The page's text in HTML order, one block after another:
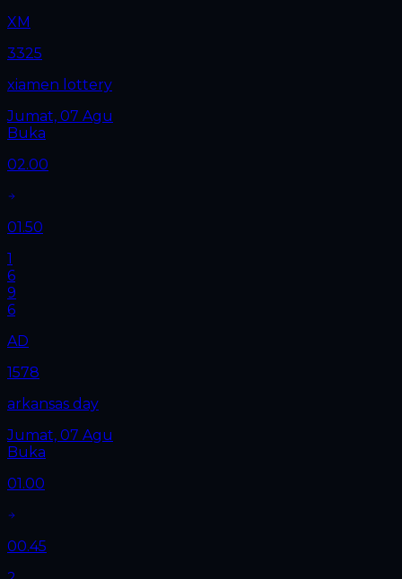
XM
3325
xiamen lottery
Jumat, 07 Agu
Buka
02.00
01.50
1
6
9
6
AD
1578
arkansas day
Jumat, 07 Agu
Buka
01.00
00.45